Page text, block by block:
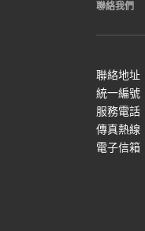
聯絡我們
聯絡地址
統一編號
服務電話
傳真熱線
電子信箱